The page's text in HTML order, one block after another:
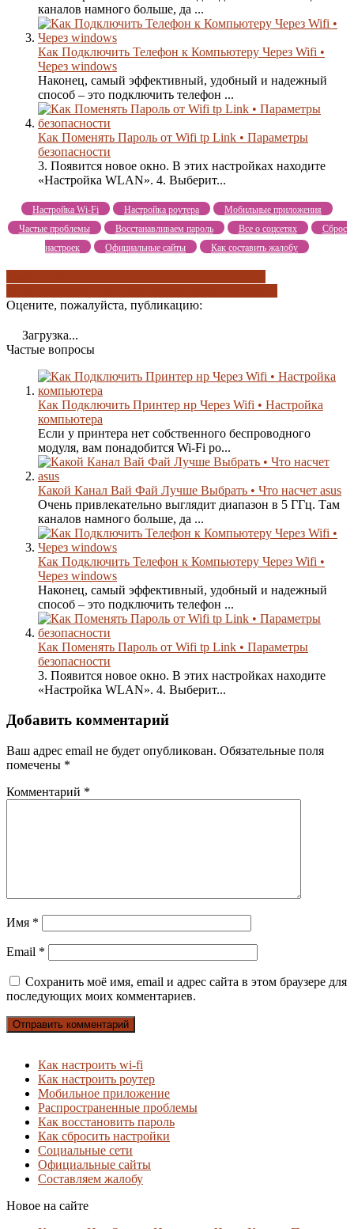
каналов намного больше, да ...
Как Подключить Телефон к Компьютеру Через Wifi •
Через windows
Наконец, самый эффективный, удобный и надежный
способ – это подключить телефон ...
Как Поменять Пароль от Wifi tp Link • Параметры
безопасности
3. Появится новое окно. В этих настройках находите
«Настройка WLAN». 4. Выберит...
Настройка Wi-Fi Настройка роутера
Мобильные приложения
Частые проблемы
Восстанавливаем пароль Все о соцсетях
Сброс
настроек
Официальные сайты Как составить жалобу
Оцените, пожалуйста, публикацию:
Загрузка...
Частые вопросы
Как Подключить Принтер нр Через Wifi • Настройка
компьютера
Если у принтера нет собственного беспроводного
модуля, вам понадобится Wi-Fi ро...
Какой Канал Вай Фай Лучше Выбрать • Что насчет asus
Очень привлекательно выглядит диапазон в 5 ГГц. Там
каналов намного больше, да ...
Как Подключить Телефон к Компьютеру Через Wifi •
Через windows
Наконец, самый эффективный, удобный и надежный
способ – это подключить телефон ...
Как Поменять Пароль от Wifi tp Link • Параметры
безопасности
3. Появится новое окно. В этих настройках находите
«Настройка WLAN». 4. Выберит...
Добавить комментарий
Ваш адрес email не будет опубликован. Обязательные поля
помечены *
Комментарий *
Имя *
Email *
Сохранить моё имя, email и адрес сайта в этом браузере для
последующих моих комментариев.
Как настроить wi-fi
Как настроить роутер
Мобильное приложение
Распространенные проблемы
Как восстановить пароль
Как сбросить настройки
Социальные сети
Официальные сайты
Составляем жалобу
Новое на сайте